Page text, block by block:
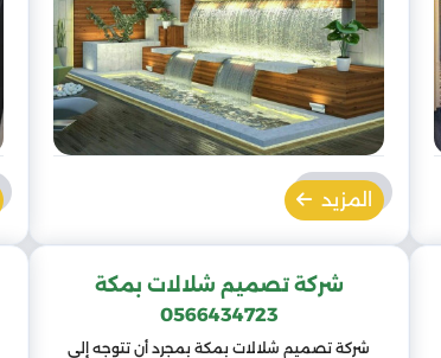
المزيد
شركة تصميم شلالات بمكة
0566434723
شركة تصميم شلالات بمكة بمجرد أن تتوجه إلى